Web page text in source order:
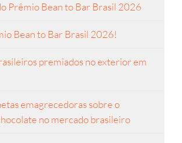
Prêmio Bean to Bar Brasil 2026
Bean to Bar Brasil 2026!
premiados no exterior em
emagrecedoras sobre o
no mercado brasileiro